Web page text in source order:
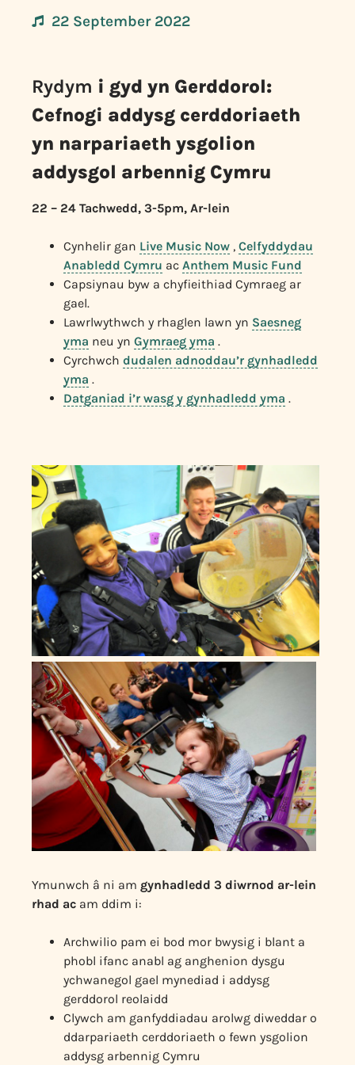
22 September 2022
Rydym i gyd yn Gerddorol:
Cefnogi addysg cerddoriaeth
yn narpariaeth ysgolion
addysgol arbennig Cymru
22 – 24 Tachwedd, 3-5pm, Ar-lein
Cynhelir gan Live Music Now , Celfyddydau
Anabledd Cymru ac Anthem Music Fund
Capsiynau byw a chyfieithiad Cymraeg ar
gael.
Lawrlwythwch y rhaglen lawn yn Saesneg
yma neu yn Gymraeg yma .
Cyrchwch dudalen adnoddau’r gynhadledd
yma .
Datganiad i’r wasg y gynhadledd yma .
Ymunwch â ni am gynhadledd 3 diwrnod ar-lein
rhad ac am ddim i:
Archwilio pam ei bod mor bwysig i blant a
phobl ifanc anabl ag anghenion dysgu
ychwanegol gael mynediad i addysg
gerddorol reolaidd
Clywch am ganfyddiadau arolwg diweddar o
ddarpariaeth cerddoriaeth o fewn ysgolion
addysg arbennig Cymru